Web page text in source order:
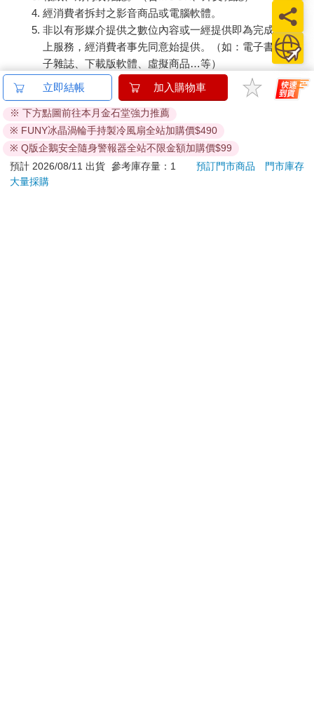
經消費者拆封之影音商品或電腦軟體。
非以有形媒介提供之數位內容或一經提供即為完成之線
上服務，經消費者事先同意始提供。（如：電子書、電
子雜誌、下載版軟體、虛擬商品…等）
已拆封之個人衛生用品。（如：內衣褲、刮鬍刀、除毛
若非上列種類商品，均享有到貨7天的猶豫期（含例假
日）。
辦理退換貨時，商品（組合商品恕無法接受單獨退貨）必須
是您收到商品時的原始狀態（包含商品本體、配件、贈品、
保證書、所有附隨資料文件及原廠內外包裝…等），請勿直
立即結帳 加入購物車
※ 下方點圖前往本月金石堂強力推薦
※ FUNY冰晶渦輪手持製冷風扇全站加購價$490
※ Q版企鵝安全隨身警報器全站不限金額加購價$99
預計 2026/08/11 出貨 參考庫存量：1 預訂門市商品
門市庫存
大量採購